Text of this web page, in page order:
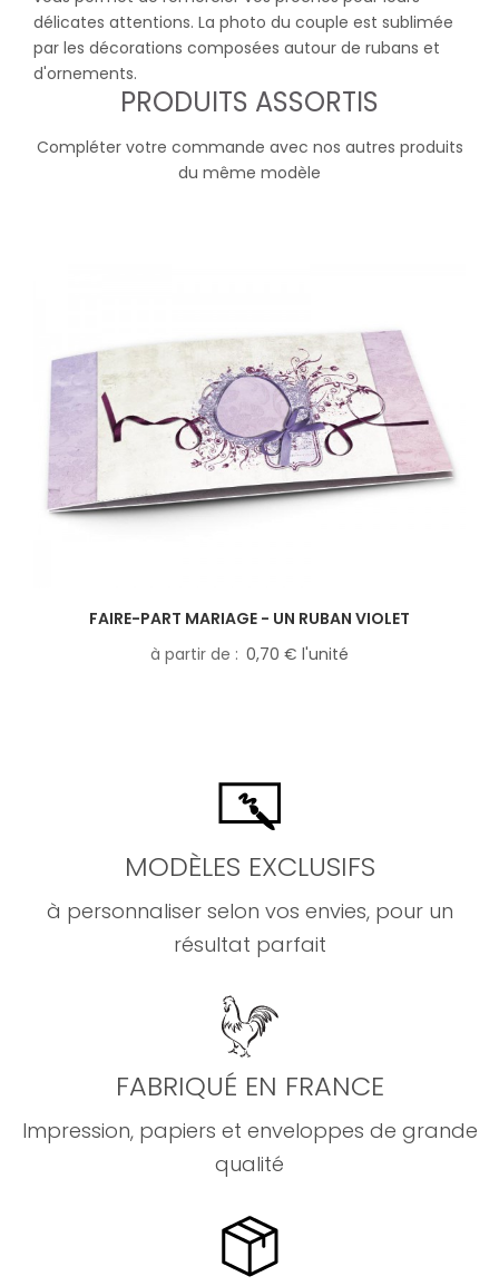
délicates attentions. La photo du couple est sublimée
par les décorations composées autour de rubans et
d'ornements.
PRODUITS ASSORTIS
Compléter votre commande avec nos autres produits
du même modèle
FAIRE-PART MARIAGE - UN RUBAN VIOLET
à partir de
0,70 € l'unité
MODÈLES EXCLUSIFS
à personnaliser selon vos envies, pour un
résultat parfait
FABRIQUÉ EN FRANCE
Impression, papiers et enveloppes de grande
qualité